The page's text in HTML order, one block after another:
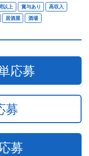
以上 賞与あり
高収入
居酒屋 酒場
応募
募
募